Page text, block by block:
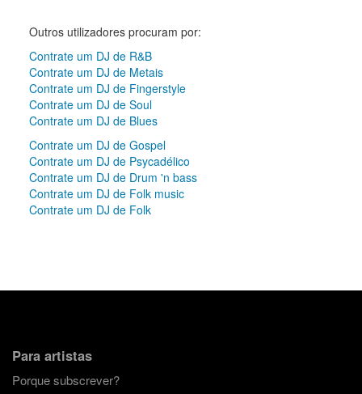
Outros utilizadores procuram por:
Contrate um DJ de R&B
Contrate um DJ de Metais
Contrate um DJ de Fingerstyle
Contrate um DJ de Soul
Contrate um DJ de Blues
Contrate um DJ de Gospel
Contrate um DJ de Psycadélico
Contrate um DJ de Drum 'n bass
Contrate um DJ de Folk music
Contrate um DJ de Folk
Para artistas
Porque subscrever?